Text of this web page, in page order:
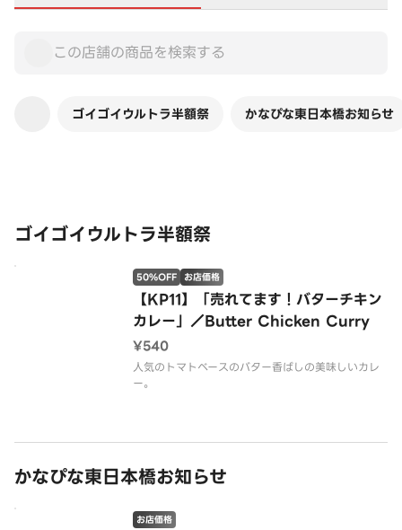
ゴイゴイウルトラ半額祭 かなぴな東日本橋お知らせ
ゴイゴイウルトラ半額祭
【KP11】「売れてます！バターチキン
カレー」／Butter Chicken Curry
50%OFF お店価格
¥540
人気のトマトベースのバター香ばしの美味しいカレ
ー。
かなぴな東日本橋お知らせ
お店価格